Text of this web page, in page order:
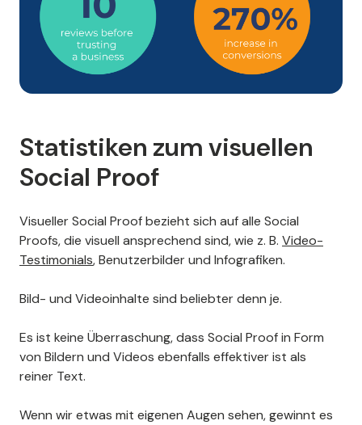
Statistiken zum visuellen
Social Proof
Visueller Social Proof bezieht sich auf alle Social
Proofs, die visuell ansprechend sind, wie z. B. Video-
Testimonials, Benutzerbilder und Infografiken.
Bild- und Videoinhalte sind beliebter denn je.
Es ist keine Überraschung, dass Social Proof in Form
von Bildern und Videos ebenfalls effektiver ist als
reiner Text.
Wenn wir etwas mit eigenen Augen sehen, gewinnt es